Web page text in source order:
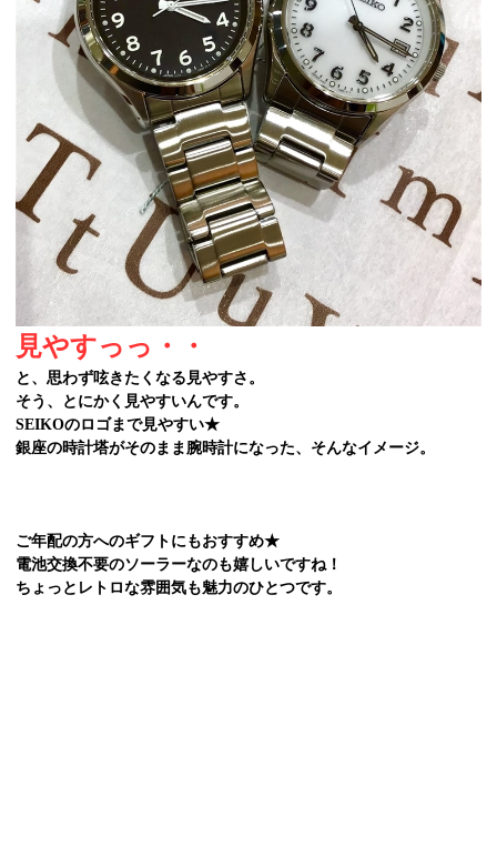
見やすっっ・・
と、思わず呟きたくなる見やすさ。
そう、とにかく見やすいんです。
SEIKOのロゴまで見やすい★
銀座の時計塔がそのまま腕時計になった、そんなイメージ。
ご年配の方へのギフトにもおすすめ★
電池交換不要のソーラーなのも嬉しいですね！
ちょっとレトロな雰囲気も魅力のひとつです。